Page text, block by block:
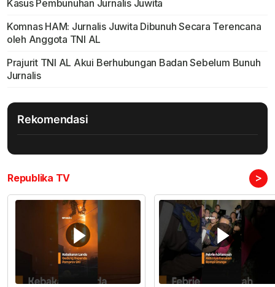
Kasus Pembunuhan Jurnalis Juwita
Komnas HAM: Jurnalis Juwita Dibunuh Secara Terencana
oleh Anggota TNI AL
Prajurit TNI AL Akui Berhubungan Badan Sebelum Bunuh
Jurnalis
Rekomendasi
Republika TV >